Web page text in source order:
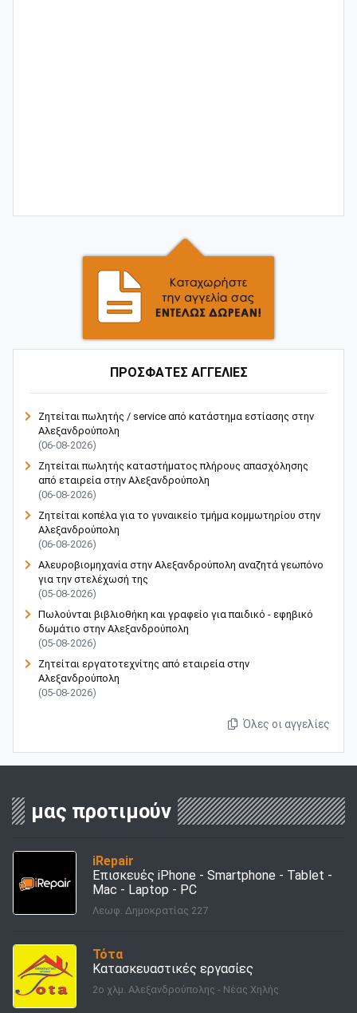
ΠΡΟΣΦΑΤΕΣ ΑΓΓΕΛΙΕΣ
Ζητείται πωλητής / service από κατάστημα εστίασης στην
Αλεξανδρούπολη
(06-08-2026)
Ζητείται πωλητής καταστήματος πλήρους απασχόλησης
από εταιρεία στην Αλεξανδρούπολη
(06-08-2026)
Ζητείται κοπέλα για το γυναικείο τμήμα κομμωτηρίου στην
Αλεξανδρούπολη
(06-08-2026)
Αλευροβιομηχανία στην Αλεξανδρούπολη αναζητά γεωπόνο
για την στελέχωσή της
(05-08-2026)
Πωλούνται βιβλιοθήκη και γραφείο για παιδικό - εφηβικό
δωμάτιο στην Αλεξανδρούπολη
(05-08-2026)
Ζητείται εργατοτεχνίτης από εταιρεία στην
Αλεξανδρούπολη
(05-08-2026)
Όλες οι αγγελίες
μας προτιμούν
iRepair
Επισκευές iPhone - Smartphone - Tablet -
Mac - Laptop - PC
Λεωφ. Δημοκρατίας 227
Τότα
Κατασκευαστικές εργασίες
2ο χλμ. Αλεξανδρούπολης - Νέας Χηλής